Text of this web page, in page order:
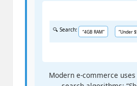
🔍 Search: “4GB RAM” “Under
Modern e-commerce